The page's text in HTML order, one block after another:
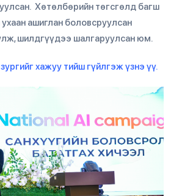
Хөтөлбөрийн төгсгөлд багш
ашиглан боловсруулсан
шилдгүүдээ шалгаруулсан юм.
хажуу тийш гүйлгэж үзнэ үү.